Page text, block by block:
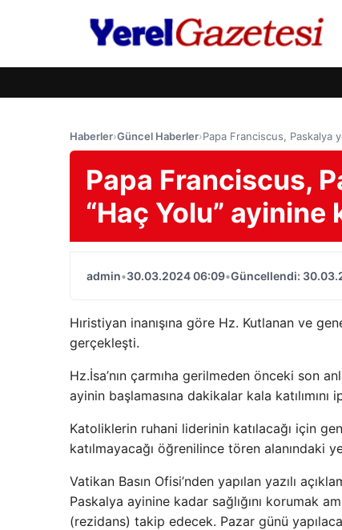
Haberler›Güncel Haberler›Papa Franciscus, Paskalya
Papa Franciscus,
“Haç Yolu” ayinine
admin•30.03.2024 06:09•Güncellendi:
Hıristiyan inanışına göre Hz. Kutlanan ve
gerçekleşti.
Hz.İsa’nın çarmıha gerilmeden önceki son
ayinin başlamasına dakikalar kala
Katoliklerin ruhani liderinin katılacağı için
katılmayacağı öğrenilince tören alanındaki
Vatikan Basın Ofisi’nden yapılan yazılı
Paskalya ayinine kadar sağlığını korumak
(rezidans) takip edecek. Pazar günü